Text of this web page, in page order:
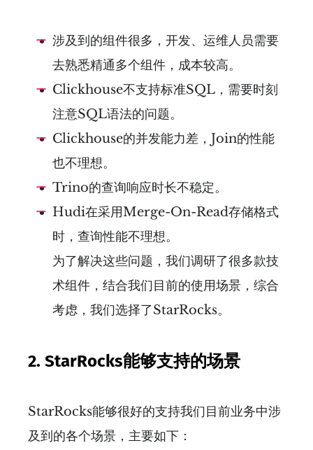
涉及到的组件很多，开发、运维人员需要
去熟悉精通多个组件，成本较高。
Clickhouse不支持标准SQL，需要时刻
注意SQL语法的问题。
Clickhouse的并发能力差，Join的性能
也不理想。
Trino的查询响应时长不稳定。
Hudi在采用Merge-On-Read存储格式
时，查询性能不理想。
为了解决这些问题，我们调研了很多款技
术组件，结合我们目前的使用场景，综合
考虑，我们选择了StarRocks。
2. StarRocks能够支持的场景
StarRocks能够很好的支持我们目前业务中涉
及到的各个场景，主要如下：